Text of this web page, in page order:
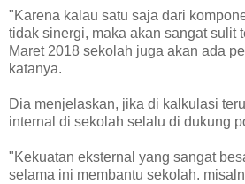
"Karena kalau satu saja dari
tidak sinergi, maka akan sangat sulit
Maret 2018 sekolah juga akan ada
katanya.
Dia menjelaskan, jika di kalkulasi
internal di sekolah selalu di dukung
"Kekuatan eksternal yang sangat
selama ini membantu sekolah.